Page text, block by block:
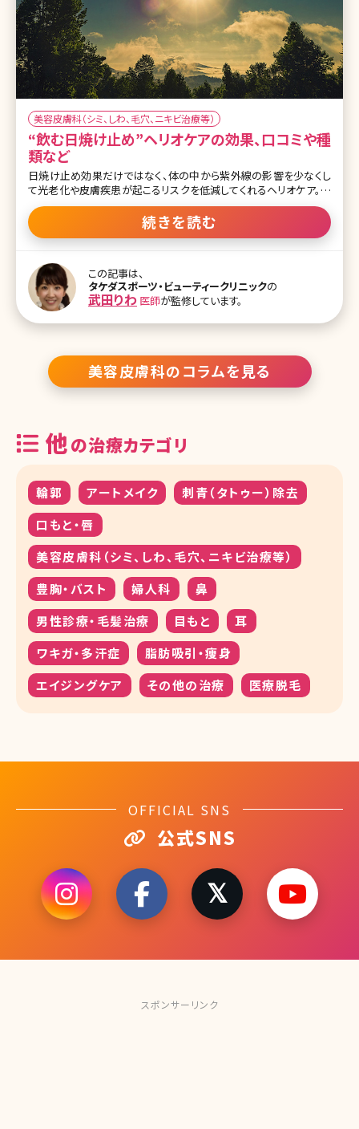
美容皮膚科（シミ、しわ、毛穴、ニキビ治療等）
“飲む日焼け止め”ヘリオケアの効果、口コミや種
類など
日焼け止め効果だけではなく、体の中から紫外線の影響を少なくし
て光老化や皮膚疾患が起こるリスクを低減してくれるヘリオケア。店
頭では販売されていませんが、どこで購入できるのでしょうか。価格と
合わせてチェックしていきましょう。 2-1.ヘリオケアを皮膚科で処方し
てもらう ヘリオケアやヘリオケア・ウルトラDは皮膚科や美容外科・美
のクリニックで処方されるものはヘリオケア・ウルトラDが多く、30カ
プセル1カ月分が5,000～6,300円で処方されます。ただし、この価格
の他に初診料や再診料などがかかるところも多いので、事前に確認
してからクリニックに行くようにしましょう。 2-2.ヘリオケアを通販で
購入するなら アジア人向けに開発されたピュアホワイトラディアン
続きを読む
この記事は、
タケダスポーツ・ビューティークリニックの
武田りわ 医師が監修しています。
美容皮膚科のコラムを見る
他の治療カテゴリ
輪郭 アートメイク
刺青（タトゥー）除去
口もと・唇
美容皮膚科（シミ、しわ、毛穴、ニキビ治療等）
豊胸・バスト
婦人科
鼻
男性診療・毛髪治療
目もと
耳
ワキガ・多汗症
脂肪吸引・痩身
エイジングケア
その他の治療 医療脱毛
OFFICIAL SNS
公式SNS
スポンサーリンク